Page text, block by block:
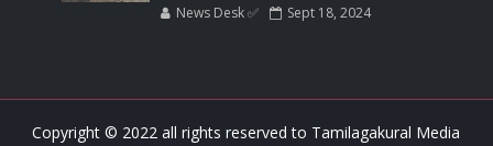
News Desk ✅ Sept 18, 2024
Copyright © 2022 all rights reserved to Tamilagakural Media